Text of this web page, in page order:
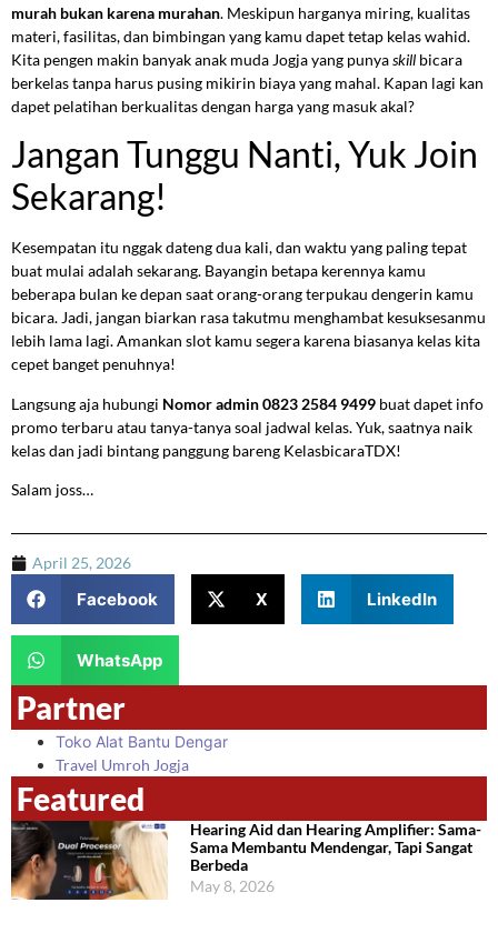
murah bukan karena murahan. Meskipun harganya miring, kualitas
materi, fasilitas, dan bimbingan yang kamu dapet tetap kelas wahid.
Kita pengen makin banyak anak muda Jogja yang punyaskill bicara
berkelas tanpa harus pusing mikirin biaya yang mahal. Kapan lagi kan
dapet pelatihan berkualitas dengan harga yang masuk akal?
Jangan Tunggu Nanti, Yuk Join
Sekarang!
Kesempatan itu nggak dateng dua kali, dan waktu yang paling tepat
buat mulai adalah sekarang. Bayangin betapa kerennya kamu
beberapa bulan ke depan saat orang-orang terpukau dengerin kamu
bicara. Jadi, jangan biarkan rasa takutmu menghambat kesuksesanmu
lebih lama lagi. Amankan slot kamu segera karena biasanya kelas kita
cepet banget penuhnya!
Langsung aja hubungi Nomor admin 0823 2584 9499 buat dapet info
promo terbaru atau tanya-tanya soal jadwal kelas. Yuk, saatnya naik
kelas dan jadi bintang panggung bareng KelasbicaraTDX!
Salam joss…
April 25, 2026
Facebook X LinkedIn
WhatsApp
Partner
Toko Alat Bantu Dengar
Travel Umroh Jogja
Featured
Hearing Aid dan Hearing Amplifier: Sama-
Sama Membantu Mendengar, Tapi Sangat
Berbeda
May 8, 2026